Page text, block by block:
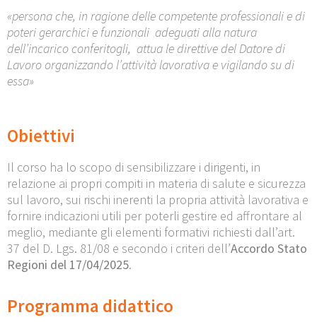
«persona che, in ragione delle competente professionali e di
poteri gerarchici e funzionali adeguati alla natura
dell’incarico conferitogli, attua le direttive del Datore di
Lavoro organizzando l’attività lavorativa e vigilando su di
essa»
Obiettivi
Il corso ha lo scopo di sensibilizzare i dirigenti, in
relazione ai propri compiti in materia di salute e sicurezza
sul lavoro, sui rischi inerenti la propria attività lavorativa e
fornire indicazioni utili per poterli gestire ed affrontare al
meglio, mediante gli elementi formativi richiesti dall’art.
37 del D. Lgs. 81/08 e secondo i criteri dell’Accordo Stato
Regioni del 17/04/2025.
Programma didattico